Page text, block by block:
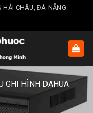
HẢI CHÂU, ĐÀ NẴNG
GHI HÌNH DAHUA